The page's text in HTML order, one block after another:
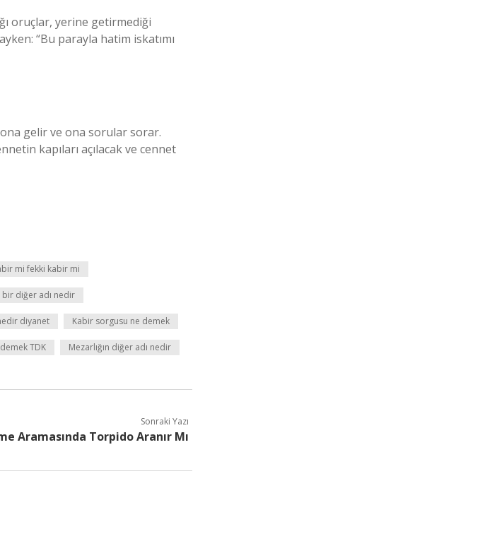
oruçlar, yerine getirmediği
“Bu parayla hatim iskatımı
gelir ve ona sorular sorar.
kapıları açılacak ve cennet
mi fekki kabir mi
bir diğer adı nedir
diyanet Kabir sorgusu ne demek
TDK Mezarlığın diğer adı nedir
Sonraki Yazı
Aramasında Torpido Aranır Mı